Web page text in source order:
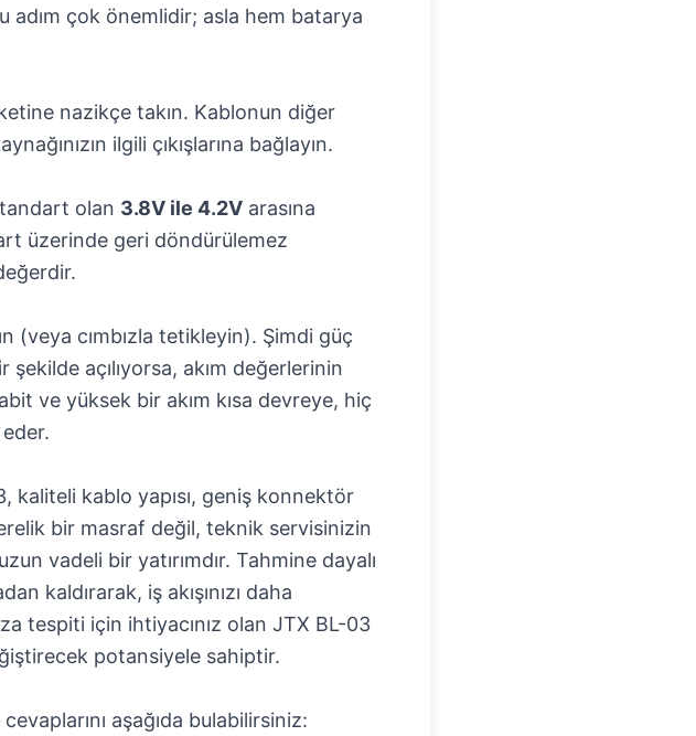
adım çok önemlidir; asla hem batarya
nazikçe takın. Kablonun diğer
ilgili çıkışlarına bağlayın.
olan 3.8V ile 4.2V arasına
üzerinde geri döndürülemez
(veya cımbızla tetikleyin). Şimdi güç
şekilde açılıyorsa, akım değerlerinin
ve yüksek bir akım kısa devreye, hiç
kaliteli kablo yapısı, geniş konnektör
bir masraf değil, teknik servisinizin
vadeli bir yatırımdır. Tahmine dayalı
kaldırarak, iş akışınızı daha
tespiti için ihtiyacınız olan JTX BL-03
potansiyele sahiptir.
aşağıda bulabilirsiniz: